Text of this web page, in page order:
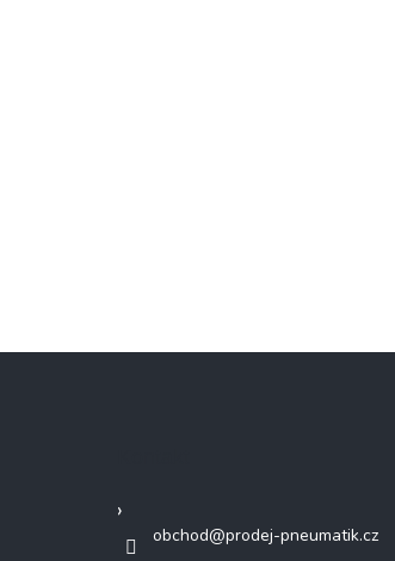
obchod@prodej-pneumatik.cz